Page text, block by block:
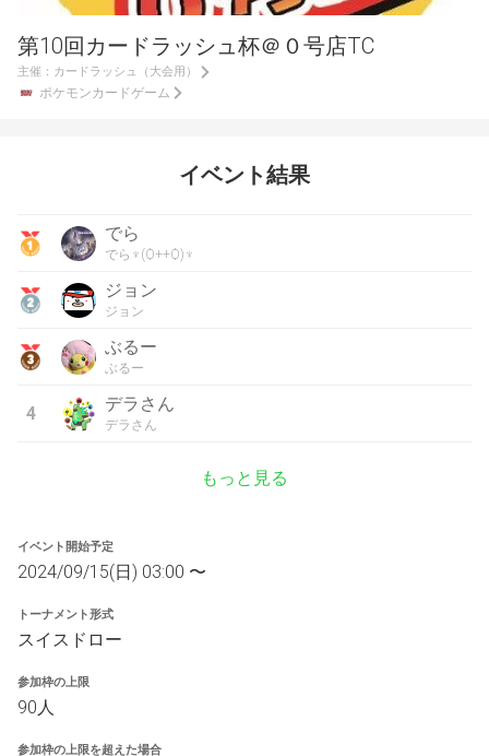
第10回カードラッシュ杯＠０号店TC
主催： カードラッシュ（大会用）
ポケモンカードゲーム
イベント結果
でら
でら♆(Ѻ++Ѻ)♆
ジョン
ジョン
ぶるー
ぶるー
4 デラさん
デラさん
もっと見る
イベント開始予定
2024/09/15(日) 03:00 〜
トーナメント形式
スイスドロー
参加枠の上限
90人
参加枠の上限を超えた場合